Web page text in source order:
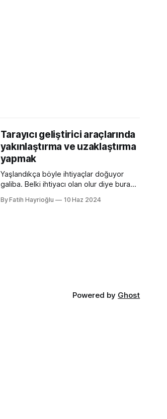
Tarayıcı geliştirici araçlarında
yakınlaştırma ve uzaklaştırma
yapmak
Yaşlandıkça böyle ihtiyaçlar doğuyor
galiba. Belki ihtiyacı olan olur diye buraya
araçlarda başlangıçtaki görünüm küçük
By Fatih Hayrioğlu 10 Haz 2024
Powered by Ghost